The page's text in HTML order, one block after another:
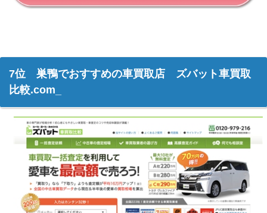
7位 巣鴨でおすすめの車買取店 ズバット車買取
比較.com_